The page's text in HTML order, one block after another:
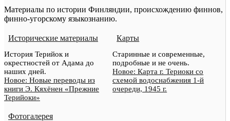
Материалы по истории Финляндии, происхождению финнов,
финно-угорскому языкознанию.
Исторические материалы
История Терийок и
окрестностей от Адама до
наших дней.
Новое: Новые переводы из
книги Э. Кяхёнен «Прежние
Терийоки»
Карты
Старинные и современные,
подробные и не очень.
Новое: Карта г. Териоки со
схемой водоснабжения 1-й
очереди, 1945 г.
Фотогалерея